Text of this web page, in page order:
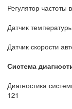
Регулятор частоты
Датчик
Датчик скорости
Система
Диагностика
121